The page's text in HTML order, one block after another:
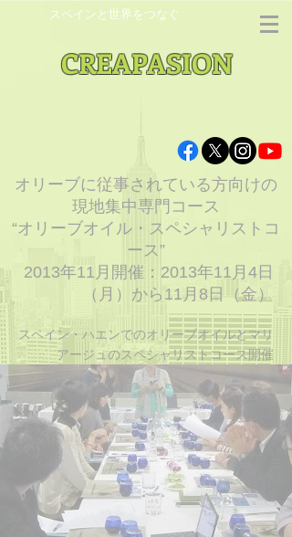
スペインと世界をつなぐ
CREAPASION
オリーブに従事されている方向けの
現地集中専門コース
“オリーブオイル・スペシャリストコ
ース”
2013年11月開催：2013年11月4日
（月）から11月8日（金）
スペイン・ハエンでのオリーブオイルとマリ
アージュのスペシャリストコース開催